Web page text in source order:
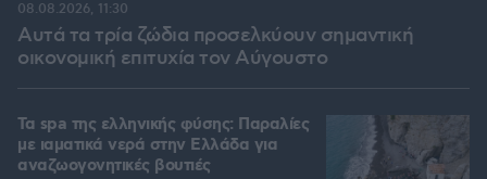
Αυτά τα τρία ζώδια προσελκύουν σημαντική
οικονομική επιτυχία τον Αύγουστο
08.08.2026, 11:30
Τα spa της ελληνικής φύσης: Παραλίες
με ιαματικά νερά στην Ελλάδα για
αναζωογονητικές βουτιές